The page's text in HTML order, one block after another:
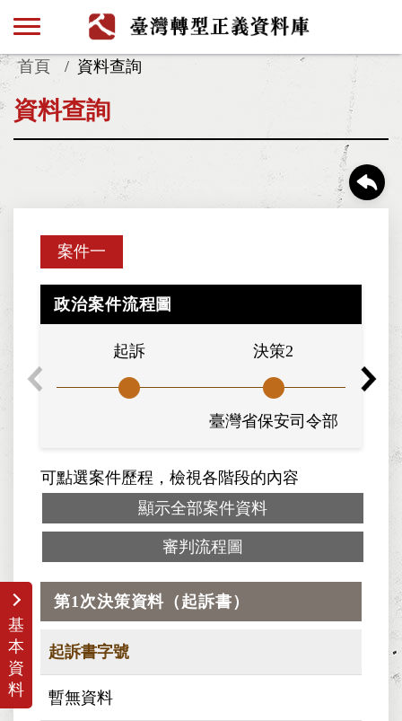
首頁 資料查詢
資料查詢
案件一
政治案件流程圖
起訴 決策2
臺灣省保安司令部
可點選案件歷程，檢視各階段的內容
顯示全部案件資料
審判流程圖
基
本
資
料
第1次決策資料（起訴書）
起訴書字號
暫無資料